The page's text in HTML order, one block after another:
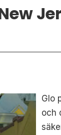
Glo
och